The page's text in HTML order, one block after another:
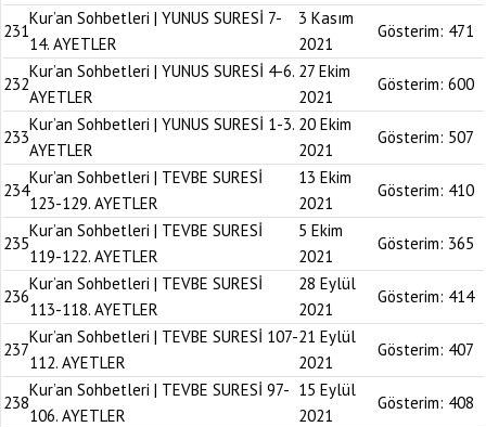
231
Kur’an Sohbetleri | YUNUS SURESİ 7-
14. AYETLER
3 Kasım
2021
Gösterim: 471
232
Kur’an Sohbetleri | YUNUS SURESİ 4-6.
AYETLER
27 Ekim
2021
Gösterim: 600
233
Kur’an Sohbetleri | YUNUS SURESİ 1-3.
AYETLER
20 Ekim
2021
Gösterim: 507
234
Kur’an Sohbetleri | TEVBE SURESİ
123-129. AYETLER
13 Ekim
2021
Gösterim: 410
235
Kur’an Sohbetleri | TEVBE SURESİ
119-122. AYETLER
5 Ekim
2021
Gösterim: 365
236
Kur’an Sohbetleri | TEVBE SURESİ
113-118. AYETLER
28 Eylül
2021
Gösterim: 414
237
Kur’an Sohbetleri | TEVBE SURESİ 107-
112. AYETLER
21 Eylül
2021
Gösterim: 407
238
Kur’an Sohbetleri | TEVBE SURESİ 97-
106. AYETLER
15 Eylül
2021
Gösterim: 408